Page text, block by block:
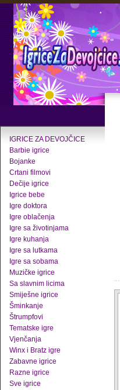
IGRICE ZA DEVOJČICE
Barbie igrice
Bojanke
Crtani filmovi
Dečije igrice
Igrice bebe
Igre doktora
Igre oblačenja
Igre sa životinjama
Igre kuhanja
Igre sa lutkama
Igre sa sobama
Muzičke igrice
Sa slavnim licima
Smiješne igrice
Šminkanje
Štrumpfovi
Tematske igre
Vjenčanja
Winx i Bratz igre
Zabavne igrice
Razne igrice
Sve igrice